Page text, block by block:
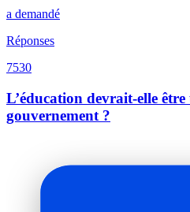
a demandé
Réponses
7530
L’éducation devrait-elle
gouvernement ?